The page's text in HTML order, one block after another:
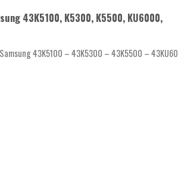
43K5100, K5300, K5500, KU6000,
43K5100 – 43K5300 – 43K5500 –